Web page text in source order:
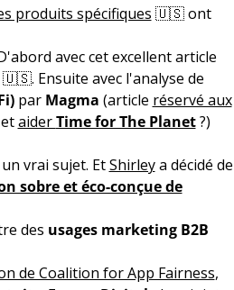
produits spécifiques 🇺🇸 ont
avec cet excellent article
🇺🇸. Ensuite avec l'analyse de
par Magma (article réservé aux
aiderTime for The Planet?)
vrai sujet. EtShirleya décidé de
sobre et éco-conçue de
des usages marketing B2B
de Coalition for App Fairness,